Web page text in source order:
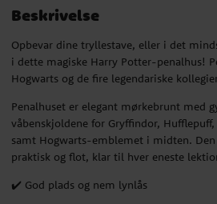
Beskrivelse
Opbevar dine tryllestave, eller i det
i dette magiske Harry Potter-penalhus!
Hogwarts og de fire legendariske
Penalhuset er elegant mørkebrunt med
våbenskjoldene for Gryffindor,
samt Hogwarts-emblemet i midten.
praktisk og flot, klar til hver eneste
✔️ God plads og nem lynlås